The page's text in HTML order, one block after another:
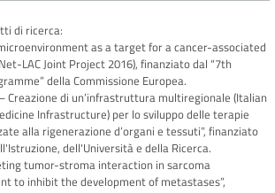
di ricerca:
as a target for a cancer-associated
LAC Joint Project 2016), finanziato dal “7th
della Commissione Europea.
Creazione di un’infrastruttura multiregionale (Italian
Infrastructure) per lo sviluppo delle terapie
alla rigenerazione d’organi e tessuti”, finanziato
dell'Università e della Ricerca.
tumor-stroma interaction in sarcoma
to inhibit the development of metastases”,